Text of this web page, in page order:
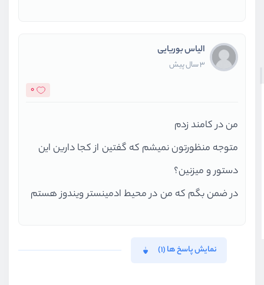
الیاس بوریایی
3 سال پیش
0
من در کامند زدم
متوجه منظورتون نمیشم که گفتین از کجا دارین این
دستور و میزنین؟
در ضمن بگم که من در محیط ادمینستر ویندوز هستم
نمایش پاسخ ها (1)